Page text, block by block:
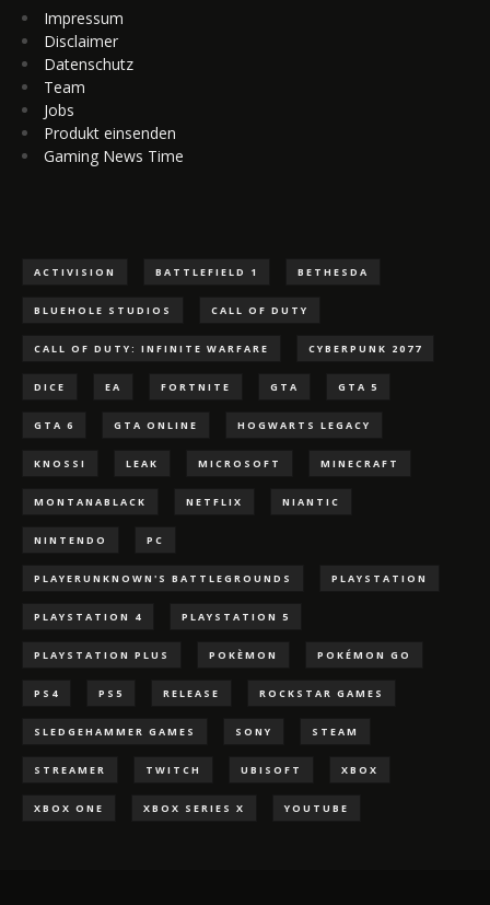
Impressum
Disclaimer
Datenschutz
Team
Jobs
Produkt einsenden
Gaming News Time
ACTIVISION BATTLEFIELD 1 BETHESDA
BLUEHOLE STUDIOS CALL OF DUTY
CALL OF DUTY: INFINITE WARFARE CYBERPUNK 2077
DICE EA FORTNITE GTA GTA 5
GTA 6 GTA ONLINE HOGWARTS LEGACY
KNOSSI LEAK MICROSOFT MINECRAFT
MONTANABLACK NETFLIX NIANTIC
NINTENDO PC
PLAYERUNKNOWN'S BATTLEGROUNDS PLAYSTATION
PLAYSTATION 4 PLAYSTATION 5
PLAYSTATION PLUS POKÈMON POKÉMON GO
PS4 PS5 RELEASE ROCKSTAR GAMES
SLEDGEHAMMER GAMES SONY STEAM
STREAMER TWITCH UBISOFT XBOX
XBOX ONE XBOX SERIES X YOUTUBE